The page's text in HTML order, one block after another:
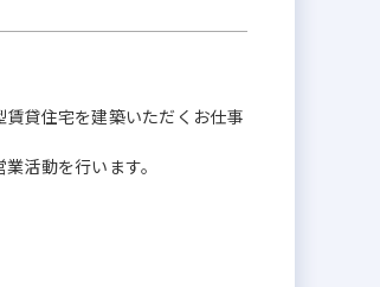
貸住宅を建築いただくお仕事
活動を行います。